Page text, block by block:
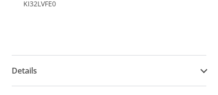
KI32LVFE0
Details